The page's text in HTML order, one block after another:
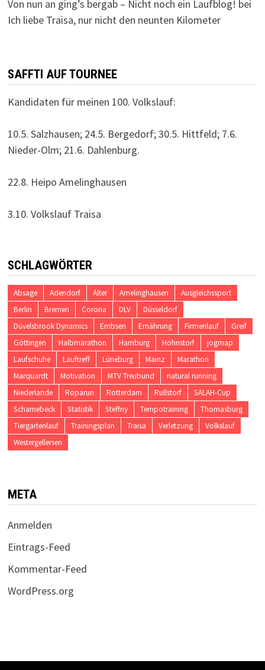
Von nun an ging’s bergab – Nicht noch ein Laufblog! bei
Ich liebe Traisa, nur nicht den neunten Kilometer
SAFFTI AUF TOURNEE
Kandidaten für meinen 100. Volkslauf:
10.5. Salzhausen; 24.5. Bergedorf; 30.5. Hittfeld; 7.6.
Nieder-Olm; 21.6. Dahlenburg.
22.8. Heipo Amelinghausen
3.10. Volkslauf Traisa
SCHLAGWÖRTER
Absage Adendorf Alter Amelinghausen
Ausgleichssport
Berlin
Bremen Corona DLV
Düsseldorf
Düvelsbrook Dynamics
Embsen Ernährung Firmenlauf
Greif
Göttingen
Halbmarathon Hamburg Hohnstorf
jogmap
Laufschuhe
Lauftreff Lüneburg Mainz
Marathon
Marquardt
Motivation MTV Treubund
natural running
Niederlande
Roparun Rotterdam Rullstorf
SALAH-Cup
Scharnebeck
Statistik Steffny Tempotraining
Thomasburg
Tiergartenlauf
Trainingsplan Traisa Verletzung
Volkslauf
Westergellersen
META
Anmelden
Eintrags-Feed
Kommentar-Feed
WordPress.org